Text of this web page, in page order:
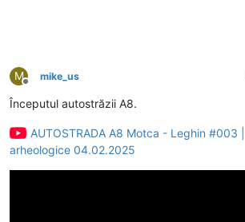
M
Deconectat
mike_us
Începutul autostrăzii A8.
AUTOSTRADA A8 Motca - Leghin #003
arheologice 04.02.2025